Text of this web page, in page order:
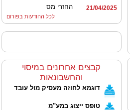
21/04/2025 החזרי מס
לכל ההודעות בפורום
קבצים אחרונים במיסוי
והחשבונאות
דוגמא לחוזה מעסיק מול עובד
טופס ייצוג במע"מ